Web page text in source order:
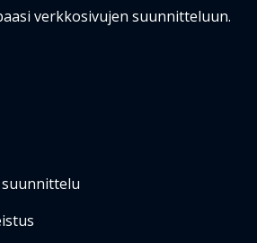
verkkosivujen suunnitteluun.